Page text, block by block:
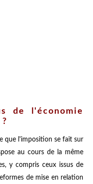
de l'économie
que l'imposition se fait sur
au cours de la même
y compris ceux issus de
de mise en relation